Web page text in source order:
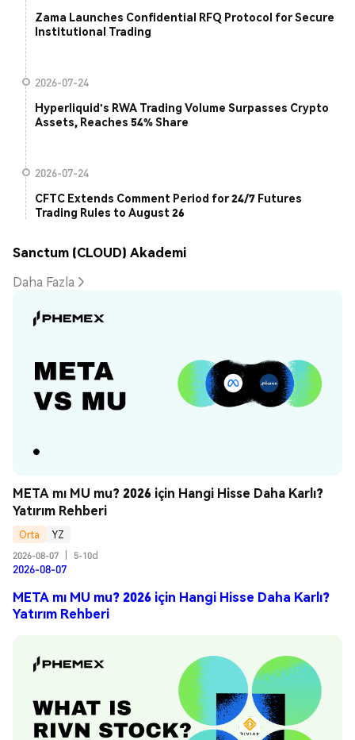
Zama Launches Confidential RFQ Protocol for Secure
Institutional Trading
2026-07-24
Hyperliquid's RWA Trading Volume Surpasses Crypto
Assets, Reaches 54% Share
2026-07-24
CFTC Extends Comment Period for 24/7 Futures
Trading Rules to August 26
Sanctum (CLOUD) Akademi
Daha Fazla
META mı MU mu? 2026 için Hangi Hisse Daha Karlı?
Yatırım Rehberi
Orta
YZ
2026-08-07
5-10d
2026-08-07
META mı MU mu? 2026 için Hangi Hisse Daha Karlı?
Yatırım Rehberi